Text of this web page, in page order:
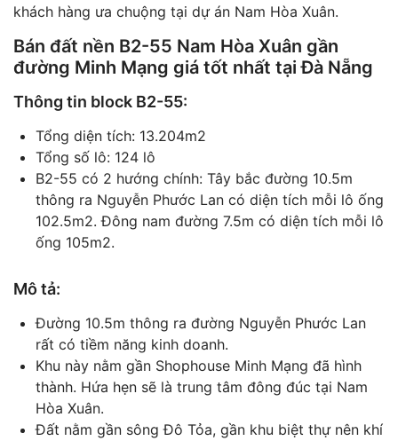
khách hàng ưa chuộng tại dự án Nam Hòa Xuân.
Bán đất nền B2-55 Nam Hòa Xuân gần
đường Minh Mạng giá tốt nhất tại Đà Nẵng
Thông tin block B2-55:
Tổng diện tích: 13.204m2
Tổng số lô: 124 lô
B2-55 có 2 hướng chính: Tây bắc đường 10.5m
thông ra Nguyễn Phước Lan có diện tích mỗi lô ống
102.5m2. Đông nam đường 7.5m có diện tích mỗi lô
ống 105m2.
Mô tả:
Đường 10.5m thông ra đường Nguyễn Phước Lan
rất có tiềm năng kinh doanh.
Khu này nằm gần Shophouse Minh Mạng đã hình
thành. Hứa hẹn sẽ là trung tâm đông đúc tại Nam
Hòa Xuân.
Đất nằm gần sông Đô Tỏa, gần khu biệt thự nên khí